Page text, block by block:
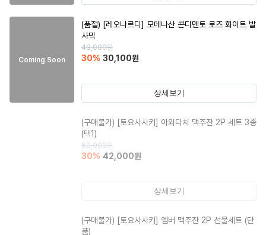
Coming Soon
(품절) [레오나르디] 모데나산 콘디멘토 로즈 화이트 발
사믹
43,000원
30% 30,100원
상세보기
(구매불가) [토요사사키] 아와다치 맥주잔 2P 세트 3종
(택1)
60,000원
30% 42,000원
상세보기
(구매불가) [토요사사키] 엠버 맥주잔 2P 선물세트 (단
품)